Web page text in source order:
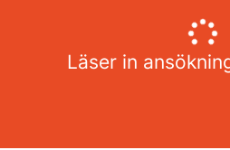
Läser in